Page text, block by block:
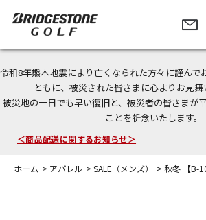
令和8年熊本地震により亡くなられた方々に謹んで
ともに、被災された皆さまに心よりお見舞
被災地の一日でも早い復旧と、被災者の皆さまが
ことを祈念いたします。
今なら新規会員登録で1,000円OFFクーポンプレ
＜商品配送に関するお知らせ＞
ホーム > アパレル > SALE（メンズ） > 秋冬 【B-